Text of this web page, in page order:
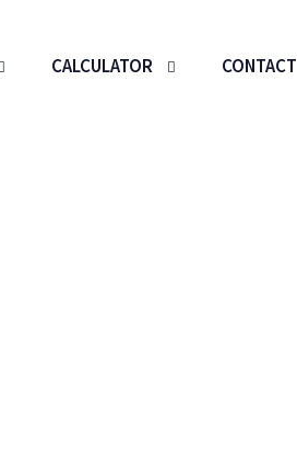
CALCULATOR CONTACT